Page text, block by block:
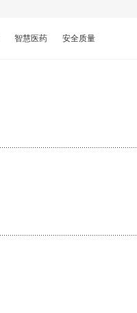
智慧医药 安全质量